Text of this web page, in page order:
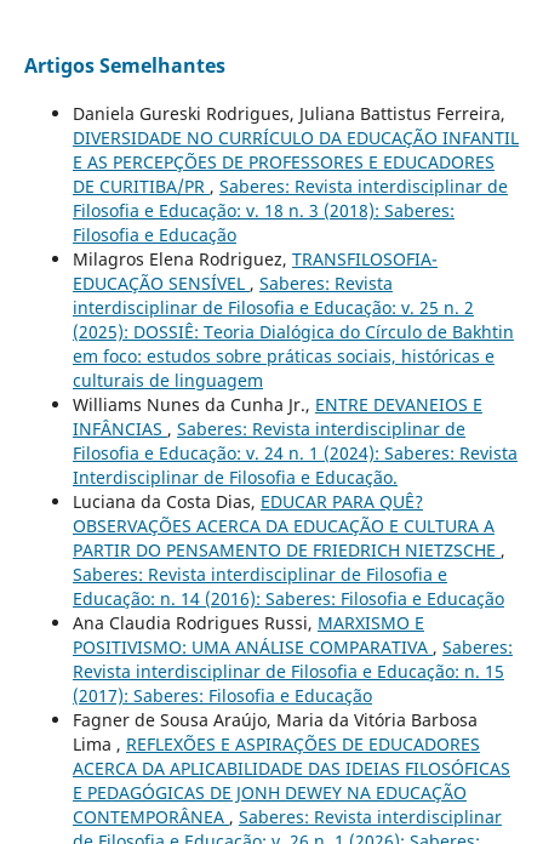
Artigos Semelhantes
Daniela Gureski Rodrigues, Juliana Battistus Ferreira,
DIVERSIDADE NO CURRÍCULO DA EDUCAÇÃO INFANTIL
E AS PERCEPÇÕES DE PROFESSORES E EDUCADORES
DE CURITIBA/PR , Saberes: Revista interdisciplinar de
Filosofia e Educação: v. 18 n. 3 (2018): Saberes:
Filosofia e Educação
Milagros Elena Rodriguez, TRANSFILOSOFIA-
EDUCAÇÃO SENSÍVEL , Saberes: Revista
interdisciplinar de Filosofia e Educação: v. 25 n. 2
(2025): DOSSIÊ: Teoria Dialógica do Círculo de Bakhtin
em foco: estudos sobre práticas sociais, históricas e
culturais de linguagem
Williams Nunes da Cunha Jr., ENTRE DEVANEIOS E
INFÂNCIAS , Saberes: Revista interdisciplinar de
Filosofia e Educação: v. 24 n. 1 (2024): Saberes: Revista
Interdisciplinar de Filosofia e Educação.
Luciana da Costa Dias, EDUCAR PARA QUÊ?
OBSERVAÇÕES ACERCA DA EDUCAÇÃO E CULTURA A
PARTIR DO PENSAMENTO DE FRIEDRICH NIETZSCHE ,
Saberes: Revista interdisciplinar de Filosofia e
Educação: n. 14 (2016): Saberes: Filosofia e Educação
Ana Claudia Rodrigues Russi, MARXISMO E
POSITIVISMO: UMA ANÁLISE COMPARATIVA , Saberes:
Revista interdisciplinar de Filosofia e Educação: n. 15
(2017): Saberes: Filosofia e Educação
Fagner de Sousa Araújo, Maria da Vitória Barbosa
Lima , REFLEXÕES E ASPIRAÇÕES DE EDUCADORES
ACERCA DA APLICABILIDADE DAS IDEIAS FILOSÓFICAS
E PEDAGÓGICAS DE JONH DEWEY NA EDUCAÇÃO
CONTEMPORÂNEA , Saberes: Revista interdisciplinar